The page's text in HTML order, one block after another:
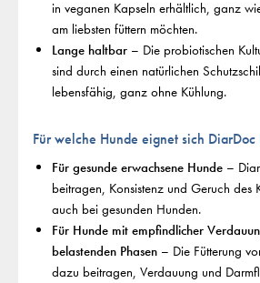
in veganen Kapseln erhältlich, ganz
am liebsten füttern möchten.
Lange haltbar– Die probiotischen
sind durch einen natürlichen
lebensfähig, ganz ohne Kühlung.
Für welche Hunde eignet sich DiarDoc
Für gesunde erwachsene Hunde–
beitragen, Konsistenz und Geruch des
auch bei gesunden Hunden.
Für Hunde mit empfindlicher
belastenden Phasen– Die Fütterung
dazu beitragen, Verdauung und